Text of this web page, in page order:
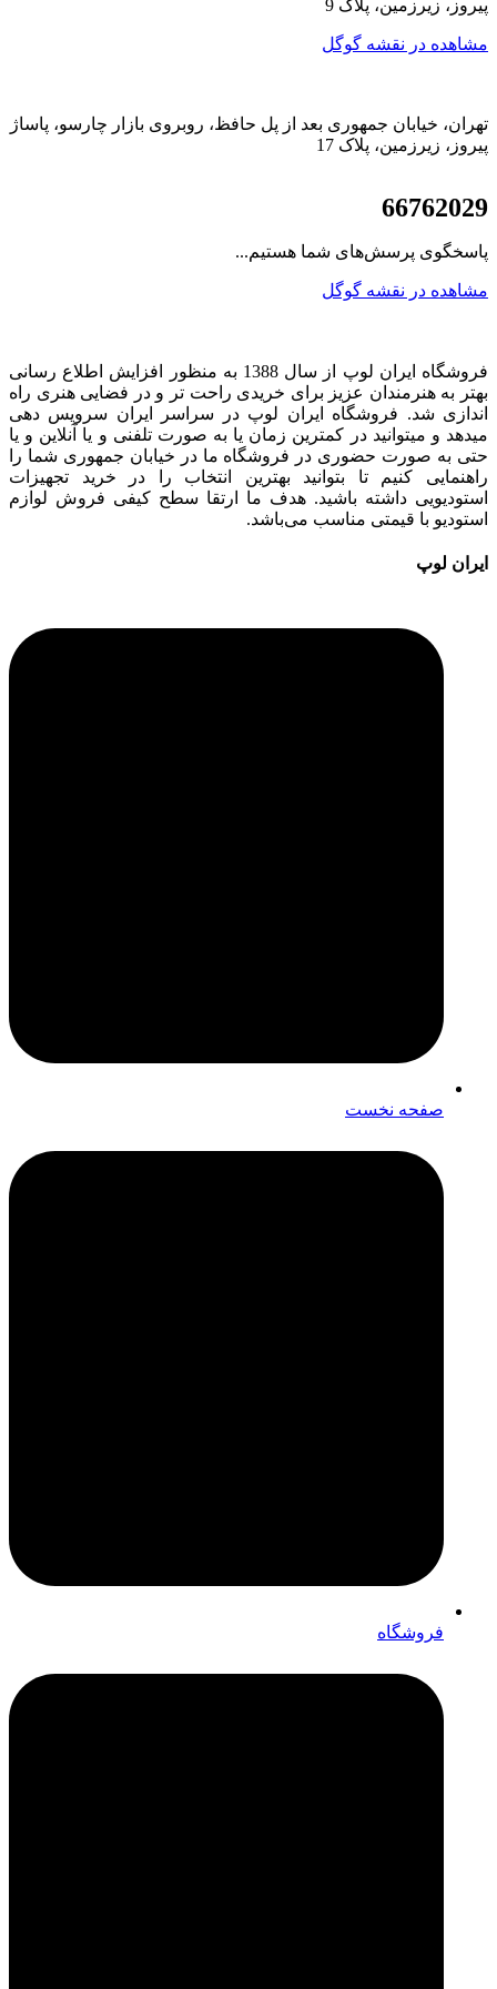
پیروز، زیرزمین، پلاک 9
مشاهده در نقشه گوگل
تهران، خیابان جمهوری بعد از پل حافظ، روبروی بازار چارسو، پاساژ
پیروز، زیرزمین، پلاک 17
66762029
پاسخگوی پرسش‌های شما هستیم...
مشاهده در نقشه گوگل
فروشگاه ایران لوپ از سال 1388 به منظور افزایش اطلاع رسانی
بهتر به هنرمندان عزیز برای خریدی راحت تر و در فضایی هنری راه
اندازی شد. فروشگاه ایران لوپ در سراسر ایران سرویس دهی
میدهد و میتوانید در کمترین زمان یا به صورت تلفنی و یا آنلاین و یا
حتی به صورت حضوری در فروشگاه ما در خیابان جمهوری شما را
راهنمایی کنیم تا بتوانید بهترین انتخاب را در خرید تجهیزات
استودیویی داشته باشید. هدف ما ارتقا سطح کیفی فروش لوازم
استودیو با قیمتی مناسب می‌باشد.
ایران لوپ
صفحه نخست
فروشگاه